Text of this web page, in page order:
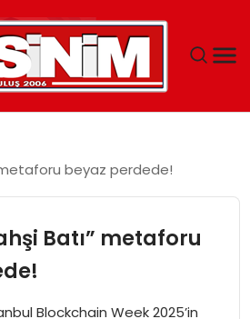
beyaz perdede!
Batı” metaforu
Blockchain Week 2025’in